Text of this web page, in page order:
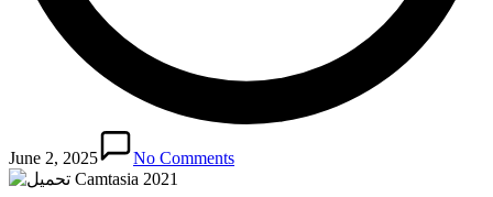
June 2, 2025 No Comments